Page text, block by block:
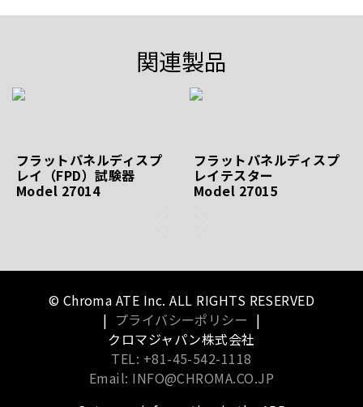
関連製品
フラットパネルディスプ
レイ（FPD）試験器
Model 27014
フラットパネルディスプ
レイテスター
Model 27015
© Chroma ATE Inc. ALL RIGHTS RESERVED
| プライバシーポリシー |
クロマジャパン株式会社
TEL: +81-45-542-1118
Email: INFO@CHROMA.CO.JP